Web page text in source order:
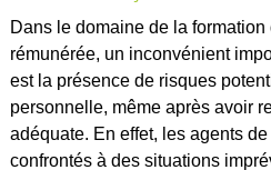
Dans le domaine de la formation
rémunérée, un inconvénient
est la présence de risques
personnelle, même après avoir
adéquate. En effet, les agents
confrontés à des situations